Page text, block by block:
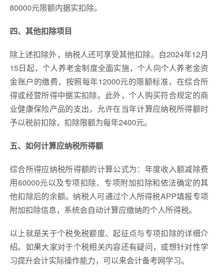
80000元限额内据实扣除。
四、其他扣除项目
除上述扣除外，纳税人还可享受其他扣除。自2024年12月
15日起，个人养老金制度全面实施，个人向个人养老金资
金账户的缴费，按照每年12000元的限额标准，在综合所
得或经营所得中据实扣除。此外，个人购买符合规定的商
业健康保险产品的支出，允许在当年计算应纳税所得额时
予以税前扣除，扣除限额为每年2400元。
五、如何计算应纳税所得额
综合所得应纳税所得额的计算公式为：年度收入额减除费
用60000元以及专项扣除、专项附加扣除和依法确定的其
他扣除后的余额。纳税人可通过个人所得税APP填报专项
附加扣除信息，系统会自动计算应缴纳的个人所得税。
以上就是关于个税免税额度、起征点与专项扣除的详细介
绍。如果大家对于个税相关内容还有疑问，或想针对性学
习提升会计实际操作能力，可以来会计备考网学习。